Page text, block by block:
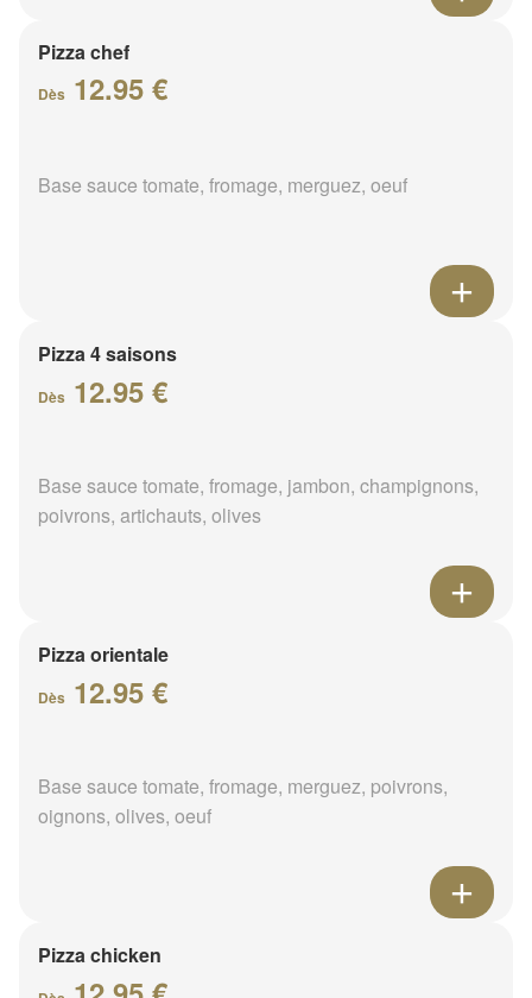
Pizza chef
Dès 12.95 €
Base sauce tomate, fromage, merguez, oeuf
Pizza 4 saisons
Dès 12.95 €
Base sauce tomate, fromage, jambon, champignons,
poivrons, artichauts, olives
Pizza orientale
Dès 12.95 €
Base sauce tomate, fromage, merguez, poivrons,
oignons, olives, oeuf
Pizza chicken